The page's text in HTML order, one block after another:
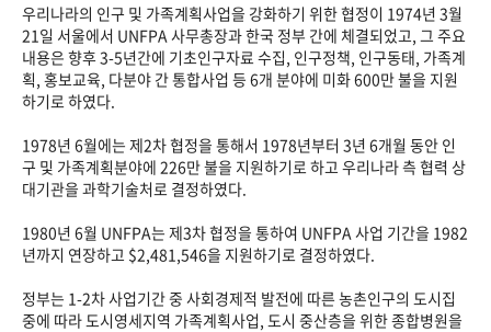
우리나라의 인구 및 가족계획사업을 강화하기 위한 협정이 1974년 3월
21일 서울에서 UNFPA 사무총장과 한국 정부 간에 체결되었고, 그 주요
내용은 향후 3-5년간에 기초인구자료 수집, 인구정책, 인구동태, 가족계
획, 홍보교육, 다분야 간 통합사업 등 6개 분야에 미화 600만 불을 지원
하기로 하였다.
1978년 6월에는 제2차 협정을 통해서 1978년부터 3년 6개월 동안 인
구 및 가족계획분야에 226만 불을 지원하기로 하고 우리나라 측 협력 상
대기관을 과학기술처로 결정하였다.
1980년 6월 UNFPA는 제3차 협정을 통하여 UNFPA 사업 기간을 1982
년까지 연장하고 $2,481,546을 지원하기로 결정하였다.
정부는 1-2차 사업기간 중 사회경제적 발전에 따른 농촌인구의 도시집
중에 따라 도시영세지역 가족계획사업, 도시 중산층을 위한 종합병원을